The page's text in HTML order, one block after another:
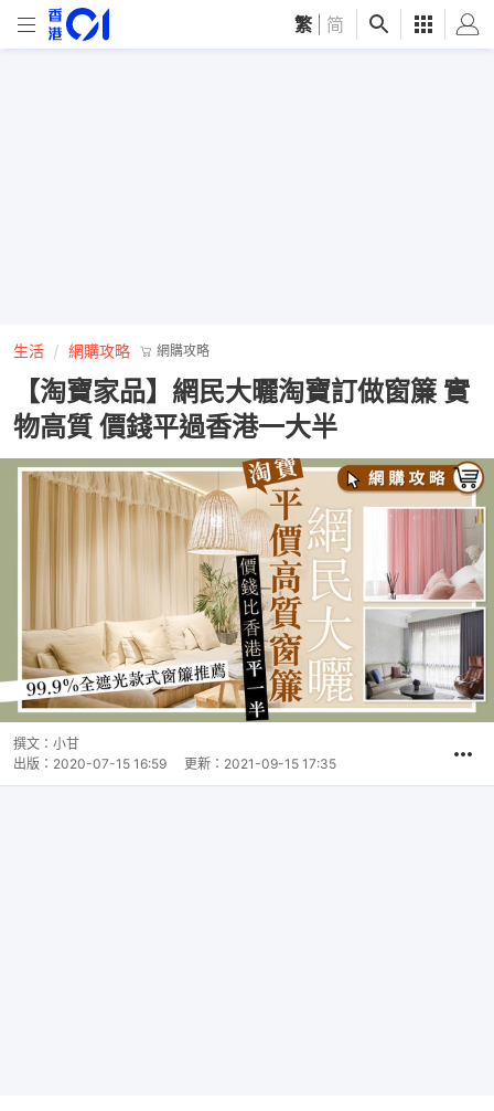
繁 简
生活 網購攻略 網購攻略
【淘寶家品】網民大曬淘寶訂做窗簾 實
物高質 價錢平過香港一大半
撰文： 小甘
出版： 2020-07-15 16:59 更新： 2021-09-15 17:35